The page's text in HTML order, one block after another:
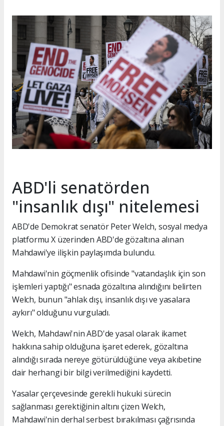
ABD'li senatörden
"insanlık dışı" nitelemesi
ABD'de Demokrat senatör Peter Welch, sosyal medya
platformu X üzerinden ABD'de gözaltına alınan
Mahdawi'ye ilişkin paylaşımda bulundu.
Mahdawi'nin göçmenlik ofisinde "vatandaşlık için son
işlemleri yaptığı" esnada gözaltına alındığını belirten
Welch, bunun "ahlak dışı, insanlık dışı ve yasalara
aykırı" olduğunu vurguladı.
Welch, Mahdawi'nin ABD'de yasal olarak ikamet
hakkına sahip olduğuna işaret ederek, gözaltına
alındığı sırada nereye götürüldüğüne veya akıbetine
dair herhangi bir bilgi verilmediğini kaydetti.
Yasalar çerçevesinde gerekli hukuki sürecin
sağlanması gerektiğinin altını çizen Welch,
Mahdawi'nin derhal serbest bırakılması çağrısında